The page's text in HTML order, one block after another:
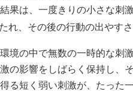
果は、一度きりの小さな刺
れ、その後の行動の出やす
境の中で無数の一時的な刺
の影響をしばらく保持し、
る短く弱い刺激が、たった